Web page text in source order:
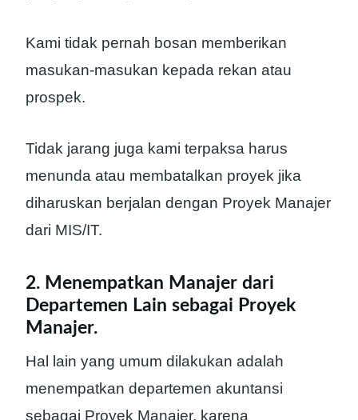
Kami tidak pernah bosan memberikan
masukan-masukan kepada rekan atau
prospek.
Tidak jarang juga kami terpaksa harus
menunda atau membatalkan proyek jika
diharuskan berjalan dengan Proyek Manajer
dari MIS/IT.
2. Menempatkan Manajer dari
Departemen Lain sebagai Proyek
Manajer.
Hal lain yang umum dilakukan adalah
menempatkan departemen akuntansi
sebagai Proyek Manajer, karena